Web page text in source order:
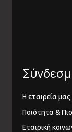
Η εταιρεία μας
Ποιότητα &
Εταιρική